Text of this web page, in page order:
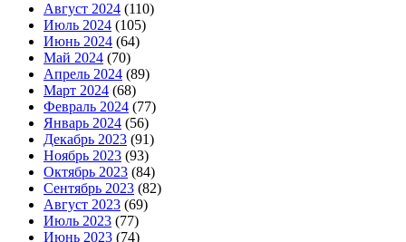
Август 2024 (110)
Июль 2024 (105)
Июнь 2024 (64)
Май 2024 (70)
Апрель 2024 (89)
Март 2024 (68)
Февраль 2024 (77)
Январь 2024 (56)
Декабрь 2023 (91)
Ноябрь 2023 (93)
Октябрь 2023 (84)
Сентябрь 2023 (82)
Август 2023 (69)
Июль 2023 (77)
Июнь 2023 (74)